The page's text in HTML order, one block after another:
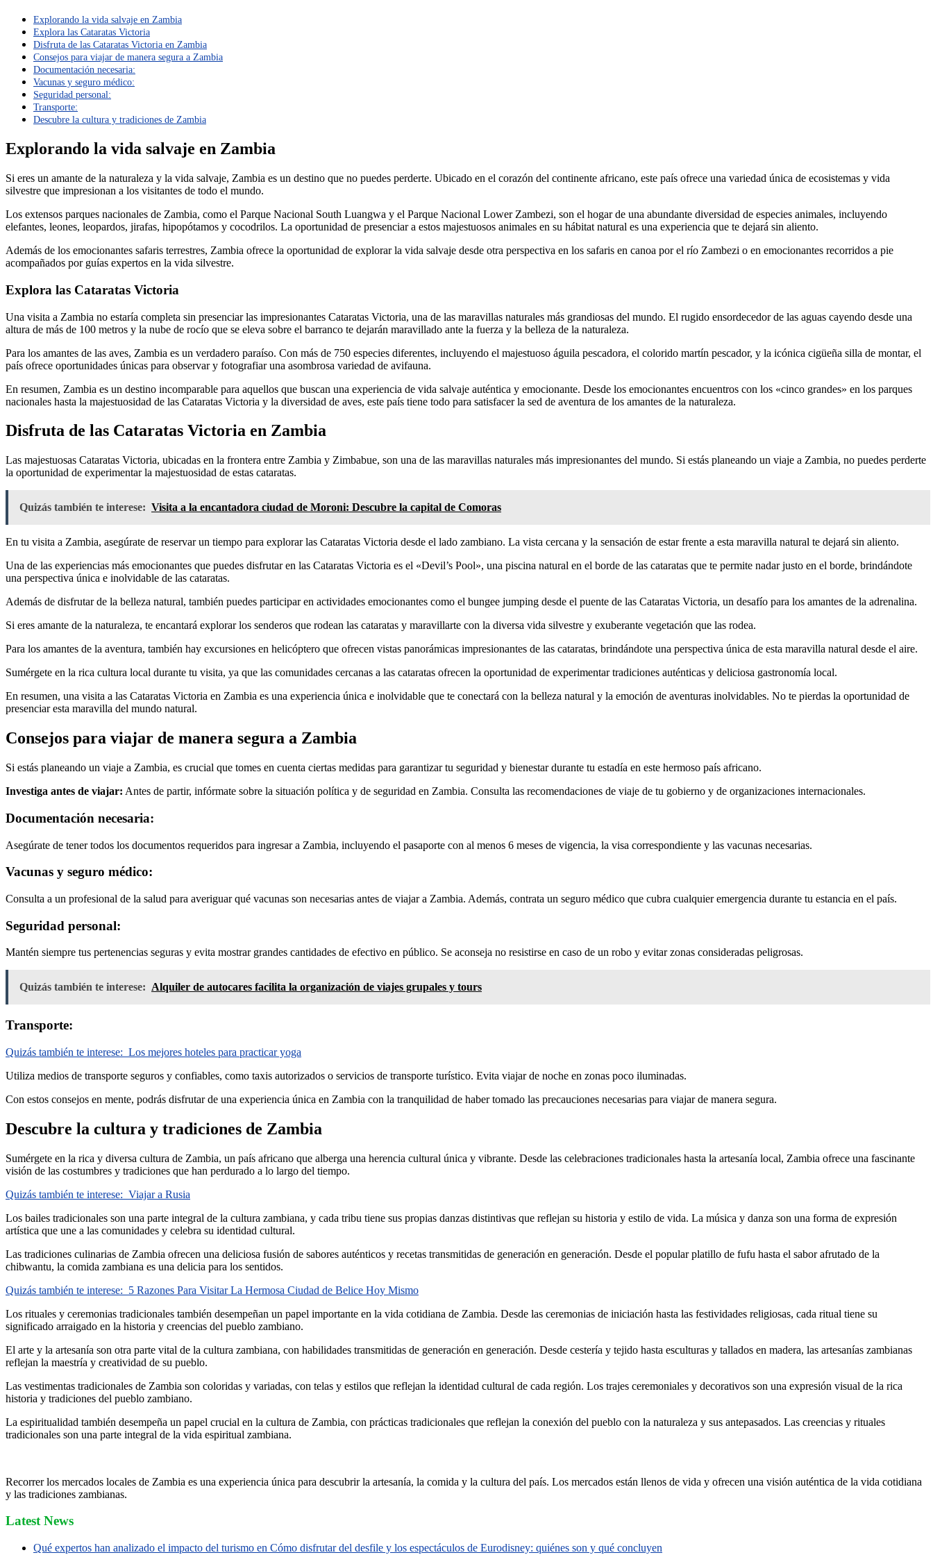
Explorando la vida salvaje en Zambia
Explora las Cataratas Victoria
Disfruta de las Cataratas Victoria en Zambia
Consejos para viajar de manera segura a Zambia
Documentación necesaria:
Vacunas y seguro médico:
Seguridad personal:
Transporte:
Descubre la cultura y tradiciones de Zambia
Explorando la vida salvaje en Zambia
Si eres un amante de la naturaleza y la vida salvaje, Zambia es un destino que no puedes perderte. Ubicado en el corazón del continente africano, este país ofrece una variedad única de ecosistemas y vida
silvestre que impresionan a los visitantes de todo el mundo.
Los extensos parques nacionales de Zambia, como el Parque Nacional South Luangwa y el Parque Nacional Lower Zambezi, son el hogar de una abundante diversidad de especies animales, incluyendo
elefantes, leones, leopardos, jirafas, hipopótamos y cocodrilos. La oportunidad de presenciar a estos majestuosos animales en su hábitat natural es una experiencia que te dejará sin aliento.
Además de los emocionantes safaris terrestres, Zambia ofrece la oportunidad de explorar la vida salvaje desde otra perspectiva en los safaris en canoa por el río Zambezi o en emocionantes recorridos a pie
acompañados por guías expertos en la vida silvestre.
Explora las Cataratas Victoria
Una visita a Zambia no estaría completa sin presenciar las impresionantes Cataratas Victoria, una de las maravillas naturales más grandiosas del mundo. El rugido ensordecedor de las aguas cayendo desde una
altura de más de 100 metros y la nube de rocío que se eleva sobre el barranco te dejarán maravillado ante la fuerza y la belleza de la naturaleza.
Para los amantes de las aves, Zambia es un verdadero paraíso. Con más de 750 especies diferentes, incluyendo el majestuoso águila pescadora, el colorido martín pescador, y la icónica cigüeña silla de montar, el
país ofrece oportunidades únicas para observar y fotografiar una asombrosa variedad de avifauna.
En resumen, Zambia es un destino incomparable para aquellos que buscan una experiencia de vida salvaje auténtica y emocionante. Desde los emocionantes encuentros con los «cinco grandes» en los parques
nacionales hasta la majestuosidad de las Cataratas Victoria y la diversidad de aves, este país tiene todo para satisfacer la sed de aventura de los amantes de la naturaleza.
Disfruta de las Cataratas Victoria en Zambia
Las majestuosas Cataratas Victoria, ubicadas en la frontera entre Zambia y Zimbabue, son una de las maravillas naturales más impresionantes del mundo. Si estás planeando un viaje a Zambia, no puedes perderte
la oportunidad de experimentar la majestuosidad de estas cataratas.
Quizás también te interese: Visita a la encantadora ciudad de Moroni: Descubre la capital de Comoras
En tu visita a Zambia, asegúrate de reservar un tiempo para explorar las Cataratas Victoria desde el lado zambiano. La vista cercana y la sensación de estar frente a esta maravilla natural te dejará sin aliento.
Una de las experiencias más emocionantes que puedes disfrutar en las Cataratas Victoria es el «Devil’s Pool», una piscina natural en el borde de las cataratas que te permite nadar justo en el borde, brindándote
una perspectiva única e inolvidable de las cataratas.
Además de disfrutar de la belleza natural, también puedes participar en actividades emocionantes como el bungee jumping desde el puente de las Cataratas Victoria, un desafío para los amantes de la adrenalina.
Si eres amante de la naturaleza, te encantará explorar los senderos que rodean las cataratas y maravillarte con la diversa vida silvestre y exuberante vegetación que las rodea.
Para los amantes de la aventura, también hay excursiones en helicóptero que ofrecen vistas panorámicas impresionantes de las cataratas, brindándote una perspectiva única de esta maravilla natural desde el aire.
Sumérgete en la rica cultura local durante tu visita, ya que las comunidades cercanas a las cataratas ofrecen la oportunidad de experimentar tradiciones auténticas y deliciosa gastronomía local.
En resumen, una visita a las Cataratas Victoria en Zambia es una experiencia única e inolvidable que te conectará con la belleza natural y la emoción de aventuras inolvidables. No te pierdas la oportunidad de
presenciar esta maravilla del mundo natural.
Consejos para viajar de manera segura a Zambia
Si estás planeando un viaje a Zambia, es crucial que tomes en cuenta ciertas medidas para garantizar tu seguridad y bienestar durante tu estadía en este hermoso país africano.
Investiga antes de viajar: Antes de partir, infórmate sobre la situación política y de seguridad en Zambia. Consulta las recomendaciones de viaje de tu gobierno y de organizaciones internacionales.
Documentación necesaria:
Asegúrate de tener todos los documentos requeridos para ingresar a Zambia, incluyendo el pasaporte con al menos 6 meses de vigencia, la visa correspondiente y las vacunas necesarias.
Vacunas y seguro médico:
Consulta a un profesional de la salud para averiguar qué vacunas son necesarias antes de viajar a Zambia. Además, contrata un seguro médico que cubra cualquier emergencia durante tu estancia en el país.
Seguridad personal:
Mantén siempre tus pertenencias seguras y evita mostrar grandes cantidades de efectivo en público. Se aconseja no resistirse en caso de un robo y evitar zonas consideradas peligrosas.
Quizás también te interese: Alquiler de autocares facilita la organización de viajes grupales y tours
Transporte:
Quizás también te interese: Los mejores hoteles para practicar yoga
Utiliza medios de transporte seguros y confiables, como taxis autorizados o servicios de transporte turístico. Evita viajar de noche en zonas poco iluminadas.
Con estos consejos en mente, podrás disfrutar de una experiencia única en Zambia con la tranquilidad de haber tomado las precauciones necesarias para viajar de manera segura.
Descubre la cultura y tradiciones de Zambia
Sumérgete en la rica y diversa cultura de Zambia, un país africano que alberga una herencia cultural única y vibrante. Desde las celebraciones tradicionales hasta la artesanía local, Zambia ofrece una fascinante
visión de las costumbres y tradiciones que han perdurado a lo largo del tiempo.
Quizás también te interese: Viajar a Rusia
Los bailes tradicionales son una parte integral de la cultura zambiana, y cada tribu tiene sus propias danzas distintivas que reflejan su historia y estilo de vida. La música y danza son una forma de expresión
artística que une a las comunidades y celebra su identidad cultural.
Las tradiciones culinarias de Zambia ofrecen una deliciosa fusión de sabores auténticos y recetas transmitidas de generación en generación. Desde el popular platillo de fufu hasta el sabor afrutado de la
chibwantu, la comida zambiana es una delicia para los sentidos.
Quizás también te interese: 5 Razones Para Visitar La Hermosa Ciudad de Belice Hoy Mismo
Los rituales y ceremonias tradicionales también desempeñan un papel importante en la vida cotidiana de Zambia. Desde las ceremonias de iniciación hasta las festividades religiosas, cada ritual tiene su
significado arraigado en la historia y creencias del pueblo zambiano.
El arte y la artesanía son otra parte vital de la cultura zambiana, con habilidades transmitidas de generación en generación. Desde cestería y tejido hasta esculturas y tallados en madera, las artesanías zambianas
reflejan la maestría y creatividad de su pueblo.
Las vestimentas tradicionales de Zambia son coloridas y variadas, con telas y estilos que reflejan la identidad cultural de cada región. Los trajes ceremoniales y decorativos son una expresión visual de la rica
historia y tradiciones del pueblo zambiano.
La espiritualidad también desempeña un papel crucial en la cultura de Zambia, con prácticas tradicionales que reflejan la conexión del pueblo con la naturaleza y sus antepasados. Las creencias y rituales
tradicionales son una parte integral de la vida espiritual zambiana.
Recorrer los mercados locales de Zambia es una experiencia única para descubrir la artesanía, la comida y la cultura del país. Los mercados están llenos de vida y ofrecen una visión auténtica de la vida cotidiana
y las tradiciones zambianas.
Latest News
Qué expertos han analizado el impacto del turismo en Cómo disfrutar del desfile y los espectáculos de Eurodisney: quiénes son y qué concluyen